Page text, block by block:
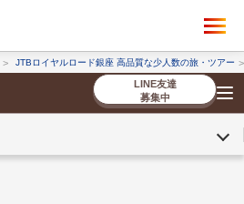
JTBロイヤルロード銀座 高品質な少人数の旅・ツアー
LINE友達
募集中
×
国内ツアー